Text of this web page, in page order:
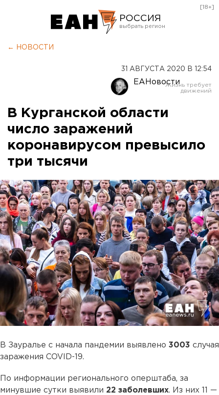
РОССИЯ
Оренбург
[18+]
← НОВОСТИ
31 АВГУСТА 2020 В 12:54
ЕАНовости
В Курганской области
число заражений
коронавирусом превысило
три тысячи
В Зауралье с начала пандемии выявлено 3003 случая
заражения COVID-19.
По информации регионального оперштаба, за
минувшие сутки выявили 22 заболевших. Из них 11 —